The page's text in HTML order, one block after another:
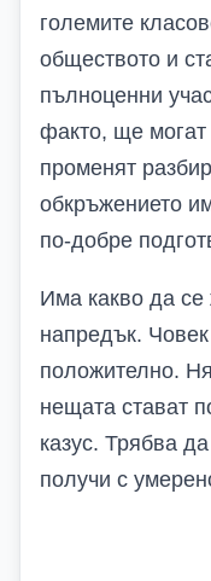
големите
обществото и
пълноценни
факто, ще
променят
обкръжението
по-добре
Има какво да
напредък.
положително.
нещата стават
казус. Трябва
получи с